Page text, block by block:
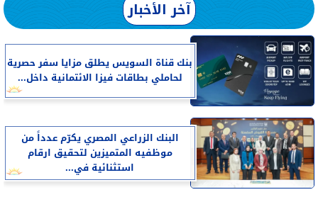
آخر الأخبار
بنك قناة السويس يطلق مزايا سفر حصرية
لحاملي بطاقات فيزا الائتمانية داخل...
البنك الزراعي المصري يكرّم عدداً من
موظفيه المتميزين لتحقيق ارقام
استثنائية في...